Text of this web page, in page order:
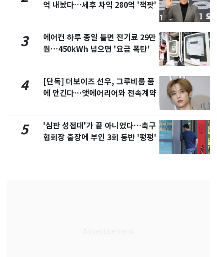
억 내놨다…세후 차익 280억 '잭팟'
3
에어컨 하루 종일 틀면 전기료 29만
원…450kWh 넘으면 '요금 폭탄'
4
[단독] 더보이즈 선우, 그루비룸 품
에 안긴다…앳에어리어와 전속계약
5
'심판 성접대'가 끝 아니었다…축구
협회장 출장에 부인 3회 동반 '펑펑'